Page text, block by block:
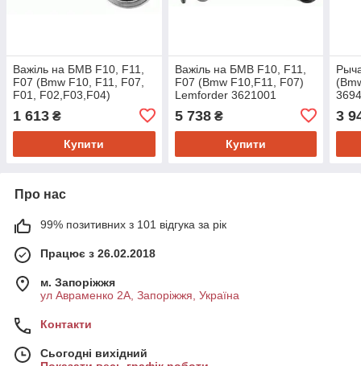
Важіль на БМВ F10, F11,
F07 (Bmw F10, F11, F07,
F01, F02,F03,F04)
1 613 ₴
Купити
Важіль на БМВ F10, F11,
F07 (Bmw F10,F11, F07)
Lemforder 3621001
5 738₴
Купити
3
Про нас
99% позитивних з 101 відгука за рік
Працює з 26.02.2018
м. Запоріжжя
ул Авраменко 2А, Запоріжжя, Україна
Контакти
Сьогодні вихідний